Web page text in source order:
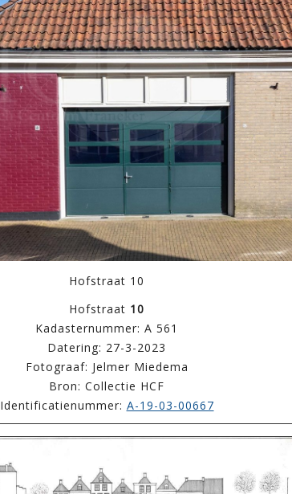
Hofstraat 10
Hofstraat 10
Kadasternummer: A 561
Datering: 27-3-2023
Fotograaf: Jelmer Miedema
Bron: Collectie HCF
Identificatienummer: A-19-03-00667